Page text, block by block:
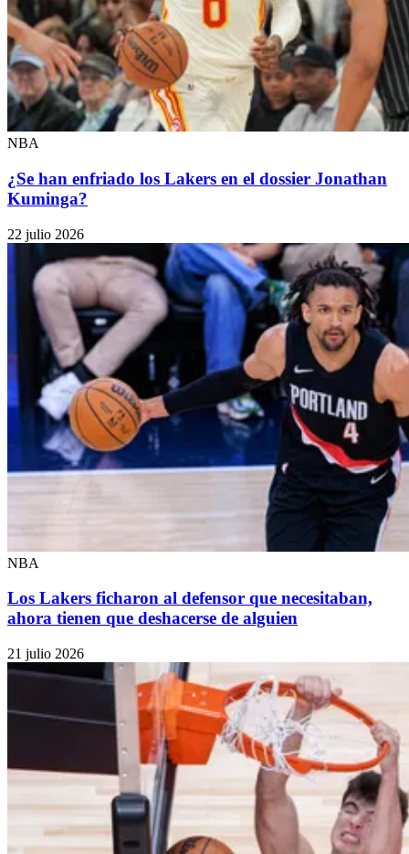
NBA
¿Se han enfriado los Lakers en el dossier Jonathan
Kuminga?
22 julio 2026
NBA
Los Lakers ficharon al defensor que necesitaban,
ahora tienen que deshacerse de alguien
21 julio 2026